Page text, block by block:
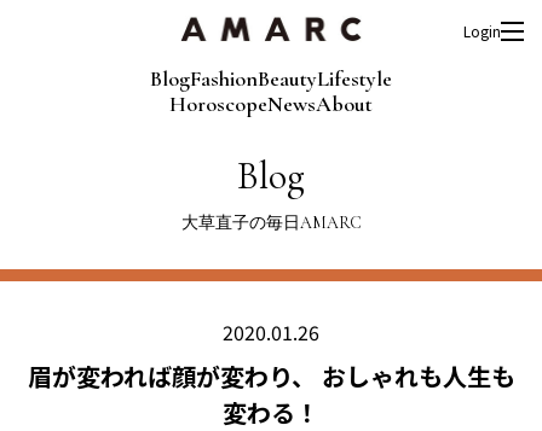
BlogFashionBeautyLifestyle
HoroscopeNewsAbout
Login
Blog
大草直子の毎日AMARC
2020.01.26
眉が変われば顔が変わり、 おしゃれも人生も
変わる！